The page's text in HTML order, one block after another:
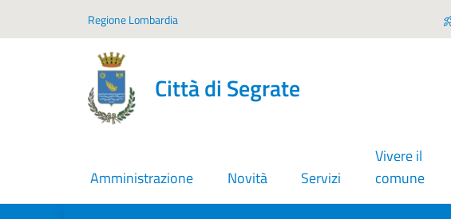
Regione Lombardia
Città di Segrate
Amministrazione Novità Servizi
Vivere il
comune